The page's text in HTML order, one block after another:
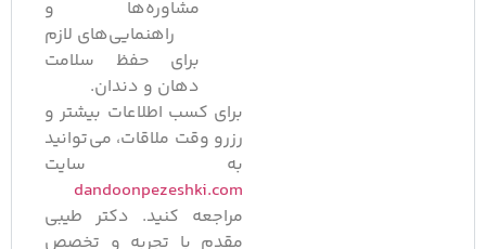
مشاوره‌ها و
راهنمایی‌های لازم
برای حفظ سلامت
دهان و دندان.
برای کسب اطلاعات بیشتر و
رزرو وقت ملاقات، می‌توانید
به سایت
dandoonpezeshki.com
مراجعه کنید. دکتر طیبی
مقدم با تجربه و تخصص